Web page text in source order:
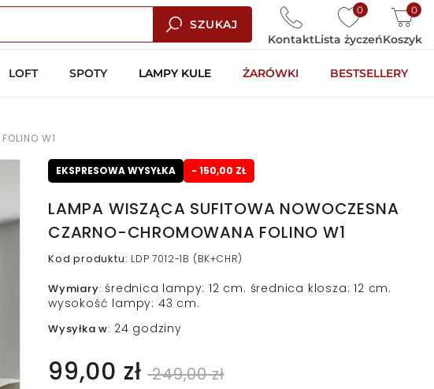
SZUKAJ
0
Lista życzeń
0
Koszyk
Kontakt
LOFT SPOTY LAMPY KULE ŻARÓWKI BESTSELLERY
W1
EKSPRESOWA WYSYŁKA - 150,00 ZŁ
LAMPA WISZĄCA SUFITOWA NOWOCZESNA
CZARNO-CHROMOWANA FOLINO W1
Kod produktu: LDP 7012-1B (BK+CHR)
Wymiary: średnica lampy: 12 cm. średnica klosza: 12 cm.
wysokość lampy: 43 cm.
Wysyłka w: 24 godziny
99,00 zł 249,00 zł